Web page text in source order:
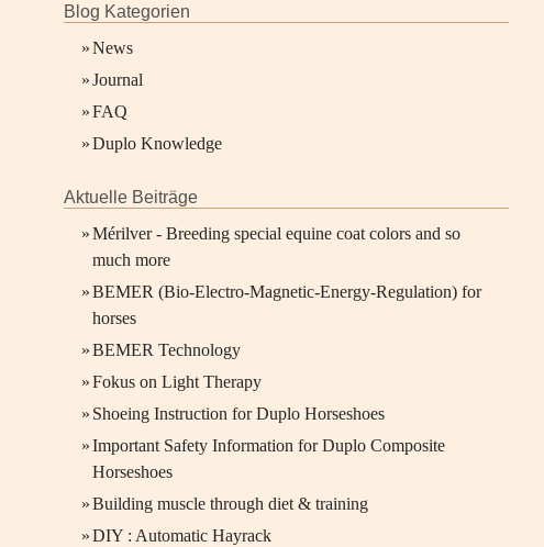
Blog Kategorien
»News
»Journal
»FAQ
»Duplo Knowledge
Aktuelle Beiträge
»Mérilver - Breeding special equine coat colors and so
much more
»BEMER (Bio-Electro-Magnetic-Energy-Regulation) for
horses
»BEMER Technology
»Fokus on Light Therapy
» Shoeing Instruction for Duplo Horseshoes
»Important Safety Information for Duplo Composite
Horseshoes
»Building muscle through diet & training
»DIY : Automatic Hayrack